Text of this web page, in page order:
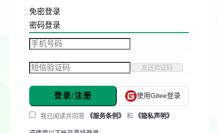
免密登录
密码登录
发送验证码
登录/注册 使用Gitee登录
我已阅读并同意 《服务条例》 和 《隐私声明》